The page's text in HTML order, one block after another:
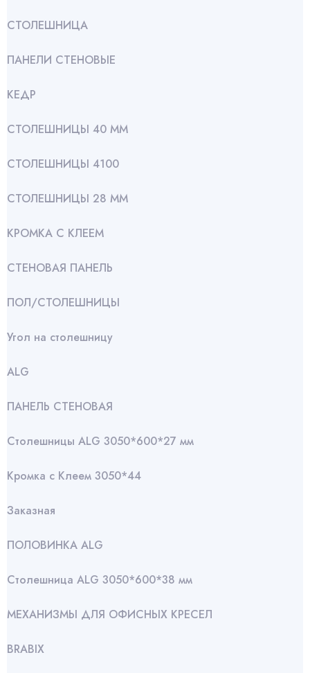
СТОЛЕШНИЦА
ПАНЕЛИ СТЕНОВЫЕ
КЕДР
СТОЛЕШНИЦЫ 40 ММ
СТОЛЕШНИЦЫ 4100
СТОЛЕШНИЦЫ 28 ММ
КРОМКА С КЛЕЕМ
СТЕНОВАЯ ПАНЕЛЬ
ПОЛ/СТОЛЕШНИЦЫ
Угол на столешницу
АLG
ПАНЕЛЬ СТЕНОВАЯ
Столешницы ALG 3050*600*27 мм
Кромка с Клеем 3050*44
Заказная
ПОЛОВИНКА ALG
Столешница ALG 3050*600*38 мм
МЕХАНИЗМЫ ДЛЯ ОФИСНЫХ КРЕСЕЛ
BRABIX